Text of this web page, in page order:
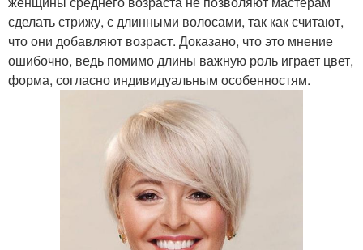
сделать стрижу, с длинными волосами, так как считают,
что они добавляют возраст. Доказано, что это мнение
ошибочно, ведь помимо длины важную роль играет цвет,
форма, согласно индивидуальным особенностям.